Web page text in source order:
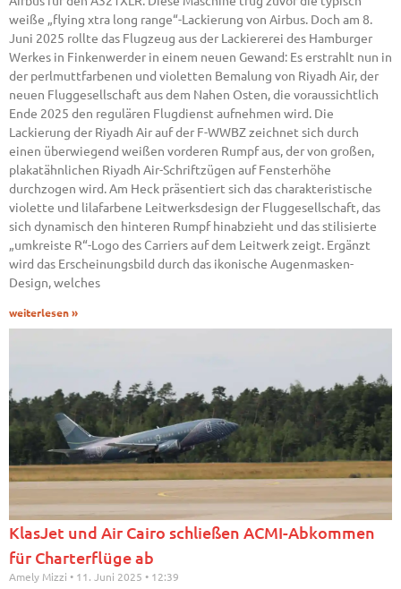
weiße „flying xtra long range“-Lackierung von Airbus. Doch am 8.
Juni 2025 rollte das Flugzeug aus der Lackiererei des Hamburger
Werkes in Finkenwerder in einem neuen Gewand: Es erstrahlt nun in
der perlmuttfarbenen und violetten Bemalung von Riyadh Air, der
neuen Fluggesellschaft aus dem Nahen Osten, die voraussichtlich
Ende 2025 den regulären Flugdienst aufnehmen wird. Die
Lackierung der Riyadh Air auf der F-WWBZ zeichnet sich durch
einen überwiegend weißen vorderen Rumpf aus, der von großen,
plakatähnlichen Riyadh Air-Schriftzügen auf Fensterhöhe
durchzogen wird. Am Heck präsentiert sich das charakteristische
violette und lilafarbene Leitwerksdesign der Fluggesellschaft, das
sich dynamisch den hinteren Rumpf hinabzieht und das stilisierte
„umkreiste R“-Logo des Carriers auf dem Leitwerk zeigt. Ergänzt
wird das Erscheinungsbild durch das ikonische Augenmasken-
Design, welches
weiterlesen »
KlasJet und Air Cairo schließen ACMI-Abkommen
für Charterflüge ab
Amely Mizzi 11. Juni 2025 12:39